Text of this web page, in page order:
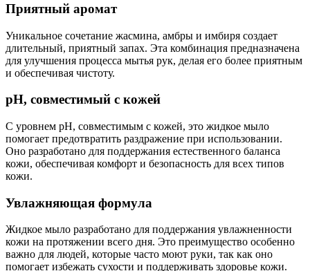
Приятный аромат
Уникальное сочетание жасмина, амбры и имбиря создает
длительный, приятный запах. Эта комбинация предназначена
для улучшения процесса мытья рук, делая его более приятным
и обеспечивая чистоту.
pH, совместимый с кожей
С уровнем pH, совместимым с кожей, это жидкое мыло
помогает предотвратить раздражение при использовании.
Оно разработано для поддержания естественного баланса
кожи, обеспечивая комфорт и безопасность для всех типов
кожи.
Увлажняющая формула
Жидкое мыло разработано для поддержания увлажненности
кожи на протяжении всего дня. Это преимущество особенно
важно для людей, которые часто моют руки, так как оно
помогает избежать сухости и поддерживать здоровье кожи.